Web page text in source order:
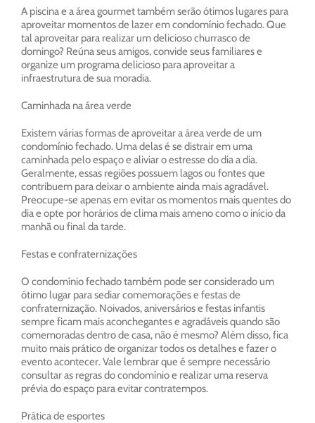
A piscina e a área gourmet também serão ótimos lugares para
aproveitar momentos de lazer em condomínio fechado. Que
tal aproveitar para realizar um delicioso churrasco de
domingo? Reúna seus amigos, convide seus familiares e
organize um programa delicioso para aproveitar a
infraestrutura de sua moradia.
Caminhada na área verde
Existem várias formas de aproveitar a área verde de um
condomínio fechado. Uma delas é se distrair em uma
caminhada pelo espaço e aliviar o estresse do dia a dia.
Geralmente, essas regiões possuem lagos ou fontes que
contribuem para deixar o ambiente ainda mais agradável.
Preocupe-se apenas em evitar os momentos mais quentes do
dia e opte por horários de clima mais ameno como o início da
manhã ou final da tarde.
Festas e confraternizações
O condomínio fechado também pode ser considerado um
ótimo lugar para sediar comemorações e festas de
confraternização. Noivados, aniversários e festas infantis
sempre ficam mais aconchegantes e agradáveis quando são
comemoradas dentro de casa, não é mesmo? Além disso, fica
muito mais prático de organizar todos os detalhes e fazer o
evento acontecer. Vale lembrar que é sempre necessário
consultar as regras do condomínio e realizar uma reserva
prévia do espaço para evitar contratempos.
Prática de esportes